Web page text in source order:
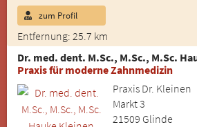
Entfernung: 25.7 km
zum Profil
Dr. med. dent. M.Sc., M.Sc., M.Sc.
Praxis für moderne Zahnmedizin
Praxis Dr. Kleinen
Markt 3
21509 Glinde